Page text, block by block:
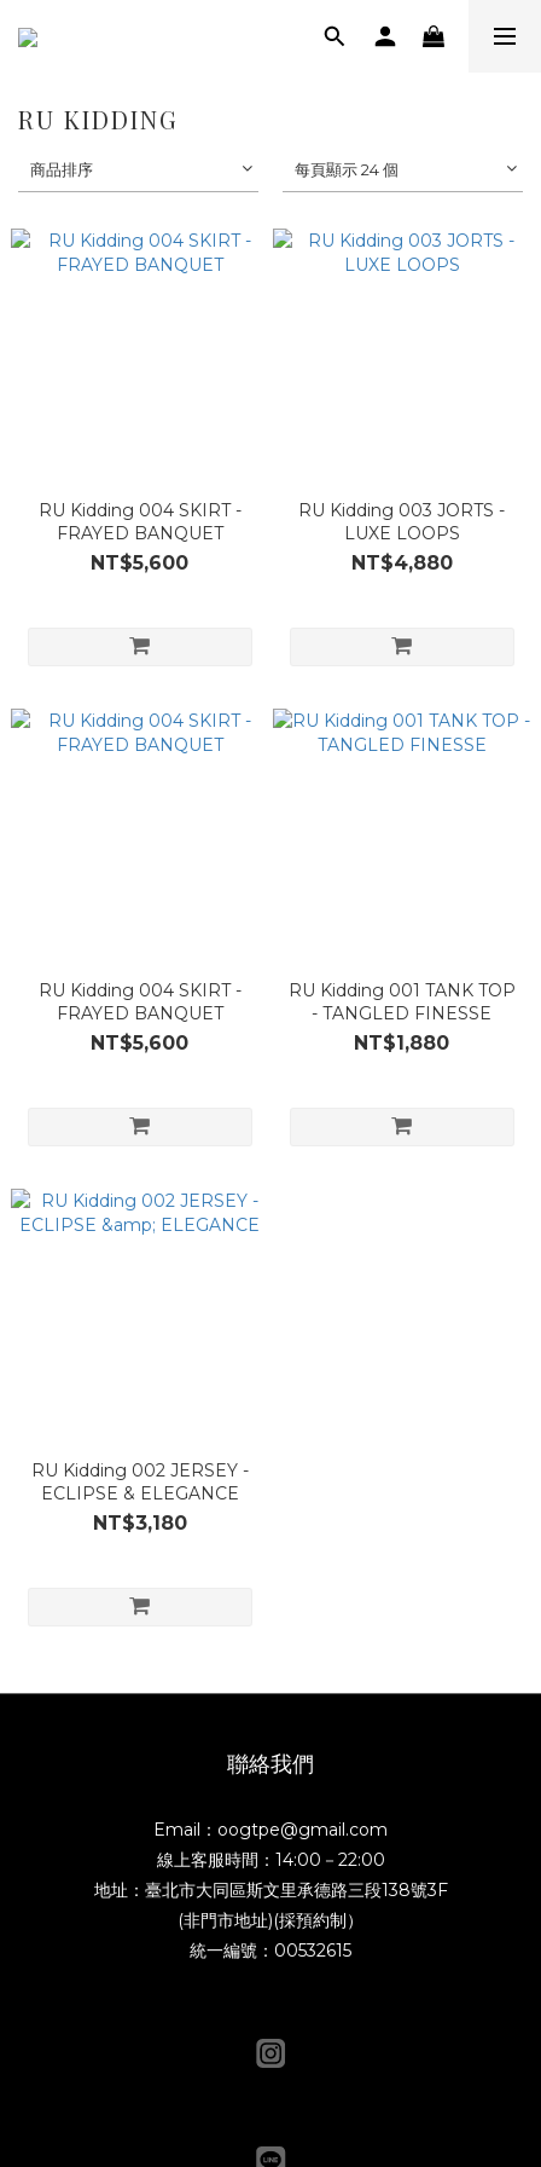
RU KIDDING
商品排序 每頁顯示 24 個
RU Kidding 004 SKIRT -
FRAYED BANQUET
NT$5,600
RU Kidding 003 JORTS -
LUXE LOOPS
NT$4,880
RU Kidding 004 SKIRT -
FRAYED BANQUET
NT$5,600
RU Kidding 001 TANK TOP
- TANGLED FINESSE
NT$1,880
RU Kidding 002 JERSEY -
ECLIPSE & ELEGANCE
NT$3,180
聯絡我們
Email：oogtpe@gmail.com
線上客服時間：14:00－22:00
地址：臺北市大同區斯文里承德路三段138號3F
(非門市地址)(採預約制）
統一編號：00532615